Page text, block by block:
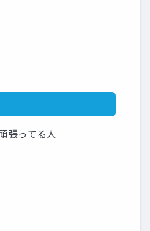
張ってる人